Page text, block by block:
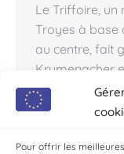
Pour offrir les
Le Triffoire,
Troyes à base
au centre, fait
Krumenacher
les deux
prunelle de
spécialité